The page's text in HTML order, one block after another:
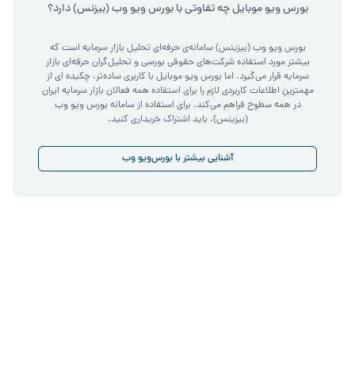
بورس ویو موبایل چه تفاوتی با بورس ویو وب (بیزنس) دارد؟
بورس ویو وب (بیزینس) سامانه‌ی حرفه‌ای تحلیل بازار سرمایه است که
بیشتر مورد استفاده شرکت‌های حقوقی بورسی و تحلیل‌گران حرفه‌ای بازار
سرمایه قرار می‌گیرد. اما بورس ویو موبایل با کاربری ساده‌تر، چکیده ای از
مهمترین اطلاعات کاربردی لازم را برای استفاده همه فعالان بازار سرمایه ایران
در همه سطوح فراهم می‌کند. برای استفاده از سامانه بورس ویو وب
(بیزینس)، باید اشتراک خریداری کنید.
آشنایی بیشتر با بورس‌ویو وب